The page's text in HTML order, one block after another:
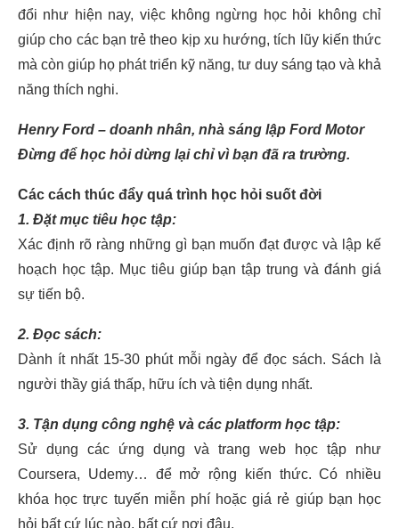
đổi như hiện nay, việc không ngừng học hỏi không chỉ
giúp cho các bạn trẻ theo kịp xu hướng, tích lũy kiến thức
mà còn giúp họ phát triển kỹ năng, tư duy sáng tạo và khả
năng thích nghi.
Henry Ford – doanh nhân, nhà sáng lập Ford Motor
Đừng để học hỏi dừng lại chỉ vì bạn đã ra trường.
Các cách thúc đẩy quá trình học hỏi suốt đời
1. Đặt mục tiêu học tập:
Xác định rõ ràng những gì bạn muốn đạt được và lập kế
hoạch học tập. Mục tiêu giúp bạn tập trung và đánh giá
sự tiến bộ.
2. Đọc sách:
Dành ít nhất 15-30 phút mỗi ngày để đọc sách. Sách là
người thầy giá thấp, hữu ích và tiện dụng nhất.
3. Tận dụng công nghệ và các platform học tập:
Sử dụng các ứng dụng và trang web học tập như
Coursera, Udemy… để mở rộng kiến thức. Có nhiều
khóa học trực tuyến miễn phí hoặc giá rẻ giúp bạn học
hỏi bất cứ lúc nào, bất cứ nơi đâu.